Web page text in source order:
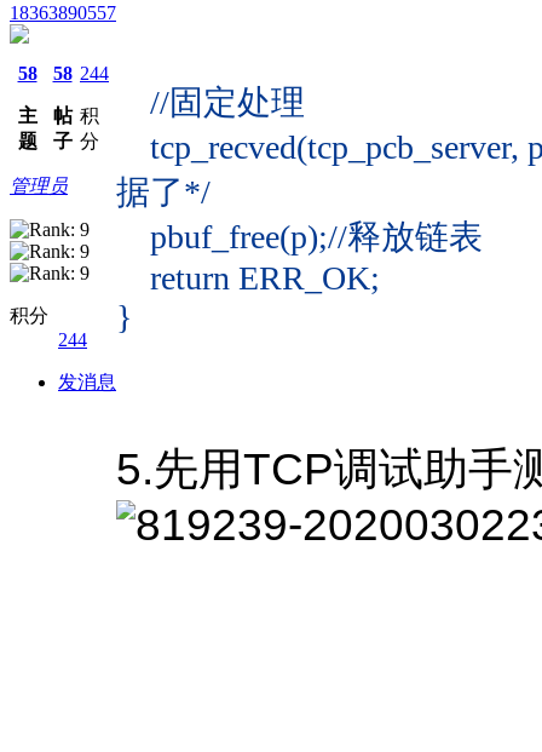
18363890557
58
主
题
58
帖
子
244
积
分
管理员
积分
244
发消息
//固定处理
据了*/
pbuf_free(p);//释放链表
return ERR_OK;
}
5.先用TCP调试助手